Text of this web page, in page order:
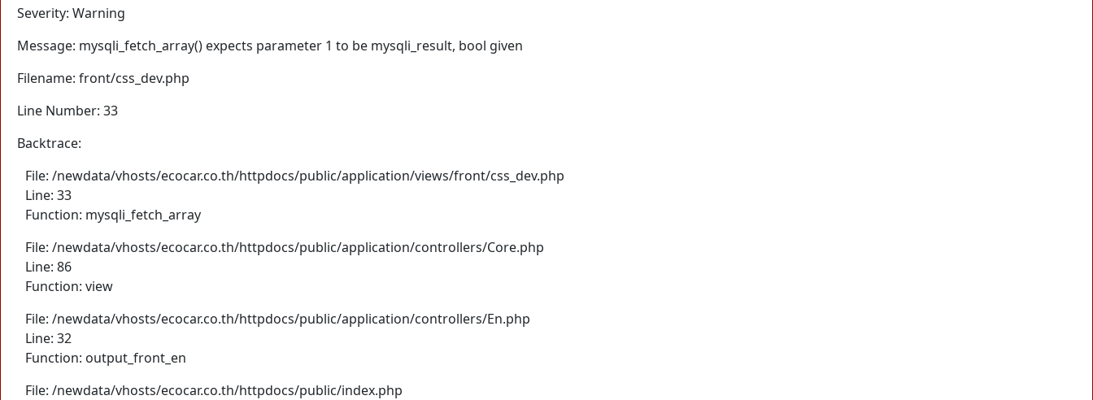
Severity: Warning
Message: mysqli_fetch_array() expects parameter 1 to be mysqli_result, bool given
Filename: front/css_dev.php
Line Number: 33
Backtrace:
File: /newdata/vhosts/ecocar.co.th/httpdocs/public/application/views/front/css_dev.php
Line: 33
Function: mysqli_fetch_array
File: /newdata/vhosts/ecocar.co.th/httpdocs/public/application/controllers/Core.php
Line: 86
Function: view
File: /newdata/vhosts/ecocar.co.th/httpdocs/public/application/controllers/En.php
Line: 32
Function: output_front_en
File: /newdata/vhosts/ecocar.co.th/httpdocs/public/index.php